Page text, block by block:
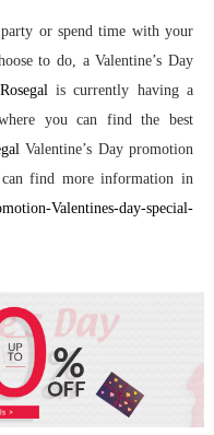
party or spend time with your
to do, a Valentine’s Day
Rosegal is currently having a
you can find the best
Valentine’s Day promotion
find more information in
Valentines-day-special-